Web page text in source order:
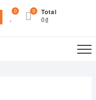
0 Total
0₫
0